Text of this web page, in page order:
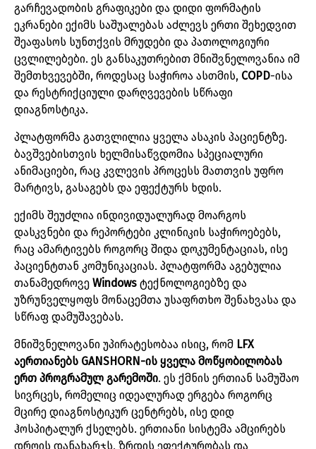
გარჩევადობის გრაფიკები და დიდი ფორმატის
ეკრანები ექიმს საშუალებას აძლევს ერთი შეხედვით
შეაფასოს სუნთქვის მრუდები და პათოლოგიური
ცვლილებები. ეს განსაკუთრებით მნიშვნელოვანია იმ
შემთხვევებში, როდესაც საჭიროა ასთმის, COPD-ისა
და რესტრიქციული დარღვევების სწრაფი
დიაგნოსტიკა.
პლატფორმა გათვლილია ყველა ასაკის პაციენტზე.
ბავშვებისთვის ხელმისაწვდომია სპეციალური
ანიმაციები, რაც კვლევის პროცესს მათთვის უფრო
მარტივს, გასაგებს და ეფექტურს ხდის.
ექიმს შეუძლია ინდივიდუალურად მოარგოს
დასკვნები და რეპორტები კლინიკის საჭიროებებს,
რაც ამარტივებს როგორც შიდა დოკუმენტაციას, ისე
პაციენტთან კომუნიკაციას. პლატფორმა აგებულია
თანამედროვე Windows ტექნოლოგიებზე და
უზრუნველყოფს მონაცემთა უსაფრთხო შენახვასა და
სწრაფ დამუშავებას.
მნიშვნელოვანი უპირატესობაა ისიც, რომ LFX
აერთიანებს GANSHORN-ის ყველა მოწყობილობას
ერთ პროგრამულ გარემოში. ეს ქმნის ერთიან სამუშაო
სივრცეს, რომელიც იდეალურად ერგება როგორც
მცირე დიაგნოსტიკურ ცენტრებს, ისე დიდ
ჰოსპიტალურ ქსელებს. ერთიანი სისტემა ამცირებს
დროის დანახარჯს, ზრდის ეფექტურობას და